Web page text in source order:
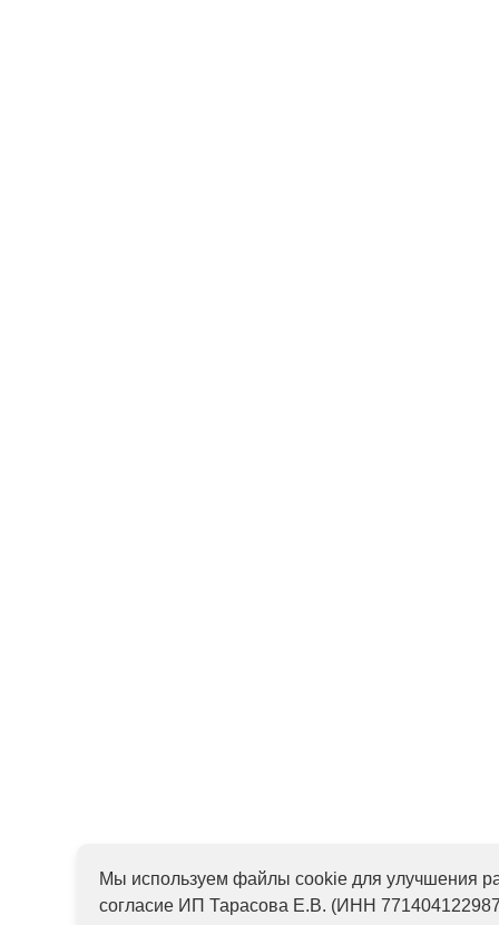
Мы используем файлы cookie для улучшения
согласие ИП Тарасова Е.В. (ИНН